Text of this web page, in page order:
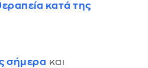
κατά της
σήμερα και